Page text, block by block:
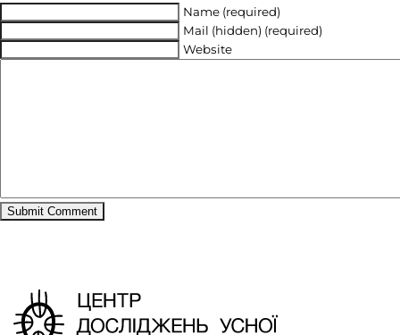
Name (required)
Mail (hidden) (required)
Website